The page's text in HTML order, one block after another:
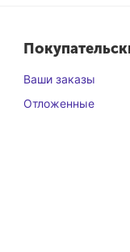
Ваши заказы
Отложенные